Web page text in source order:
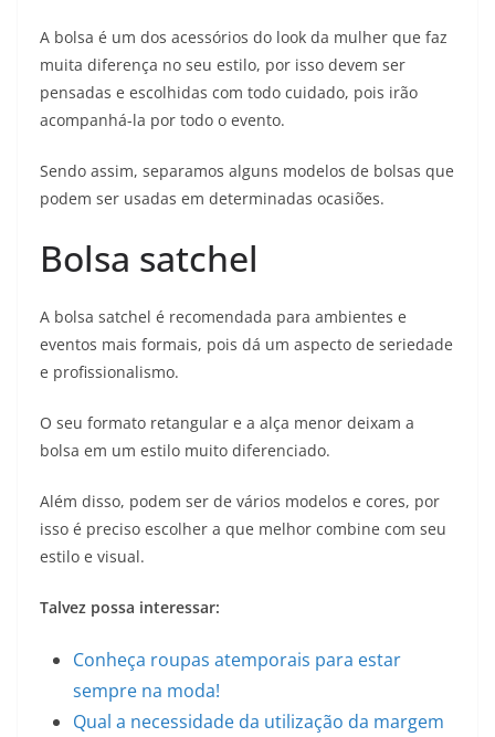
A bolsa é um dos acessórios do look da mulher que faz
muita diferença no seu estilo, por isso devem ser
pensadas e escolhidas com todo cuidado, pois irão
acompanhá-la por todo o evento.
Sendo assim, separamos alguns modelos de bolsas que
podem ser usadas em determinadas ocasiões.
Bolsa satchel
A bolsa satchel é recomendada para ambientes e
eventos mais formais, pois dá um aspecto de seriedade
e profissionalismo.
O seu formato retangular e a alça menor deixam a
bolsa em um estilo muito diferenciado.
Além disso, podem ser de vários modelos e cores, por
isso é preciso escolher a que melhor combine com seu
estilo e visual.
Talvez possa interessar:
Conheça roupas atemporais para estar
sempre na moda!
Qual a necessidade da utilização da margem